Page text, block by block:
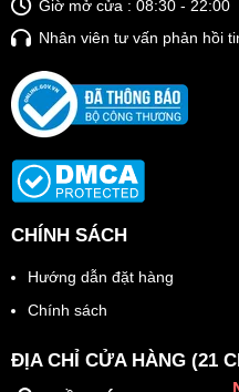
Giờ mở cửa : 08:30 - 22:00
Nhân viên tư vấn phản hồi
CHÍNH SÁCH
Hướng dẫn đặt hàng
Chính sách
ĐỊA CHỈ CỬA HÀNG (21